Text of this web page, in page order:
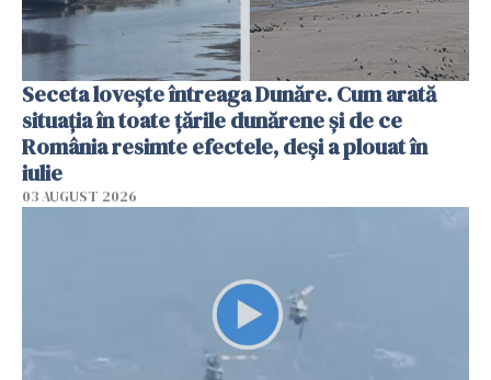
Seceta lovește întreaga Dunăre. Cum arată
situația în toate țările dunărene și de ce
România resimte efectele, deși a plouat în
iulie
03 AUGUST 2026